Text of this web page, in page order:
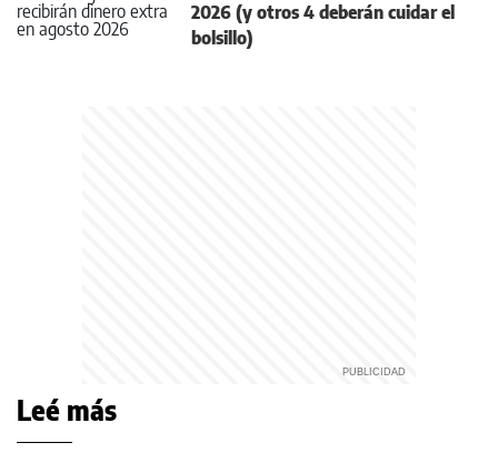
2026 (y otros 4 deberán cuidar el
bolsillo)
Leé más